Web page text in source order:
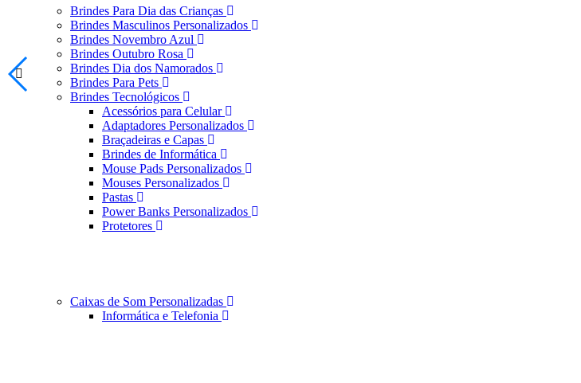
Brindes Para Dia das Crianças
Brindes Masculinos Personalizados
Brindes Novembro Azul
Brindes Outubro Rosa
Brindes Dia dos Namorados
Brindes Para Pets
Brindes Tecnológicos
Acessórios para Celular
Adaptadores Personalizados
Braçadeiras e Capas
Brindes de Informática
Mouse Pads Personalizados
Mouses Personalizados
Pastas
Power Banks Personalizados
Protetores
Caixas de Som Personalizadas
Informática e Telefonia